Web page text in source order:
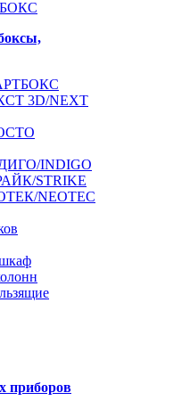
3D/NEXT
INDIGO
STRIKE
NEOTEC
приборов